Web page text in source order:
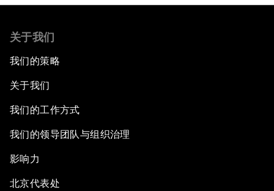
关于我们
我们的策略
关于我们
我们的工作方式
我们的领导团队与组织治理
影响力
北京代表处